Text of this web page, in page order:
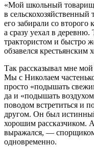
«Мой школьный
в
его забирали со второго
а сразу уехал в
трактористом и быстро
обзавелся крестьянским
Так рассказывал мне
Мы с Николаем
просто «подышать
да и «подышать
поводом встретиться и
другом. Он был
хорошим рассказчиком.
выражался, —
одновременно.